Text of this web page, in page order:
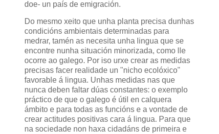
doe- un país de emigración.
Do mesmo xeito que unha planta precisa dunhas
condicións ambientais determinadas para
medrar, tamén as necesita unha lingua que se
encontre nunha situación minorizada, como lle
ocorre ao galego. Por iso urxe crear as medidas
precisas facer realidade un "nicho ecolóxico"
favorable á lingua. Unhas medidas nas que
nunca deben faltar dúas constantes: o exemplo
práctico de que o galego é útil en calquera
ámbito e para todas as funcións e a vontade de
crear actitudes positivas cara á lingua. Para que
na sociedade non haxa cidadáns de primeira e